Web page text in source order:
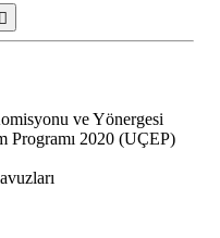
ve Yönergesi
Programı 2020 (UÇEP)